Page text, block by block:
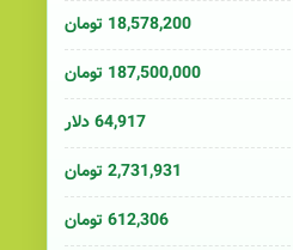
18,578,200 تومان
187,500,000 تومان
64,917 دلار
2,731,931 تومان
612,306 تومان